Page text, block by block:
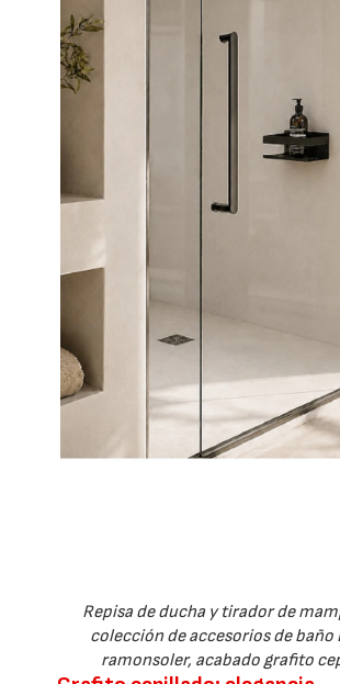
Repisa de ducha y tirador de
colección de accesorios de baño
ramonsoler, acabado grafito